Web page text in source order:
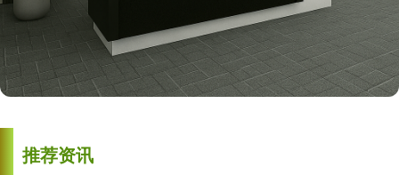
推荐资讯